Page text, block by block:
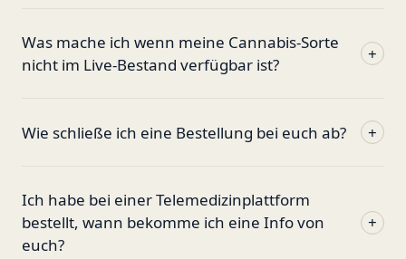
Was mache ich wenn meine Cannabis-Sorte
nicht im Live-Bestand verfügbar ist?
+
Wie schließe ich eine Bestellung bei euch ab? +
Ich habe bei einer Telemedizinplattform
bestellt, wann bekomme ich eine Info von
euch?
+